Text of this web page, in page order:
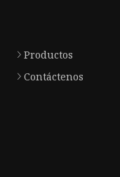
Productos
Contáctenos